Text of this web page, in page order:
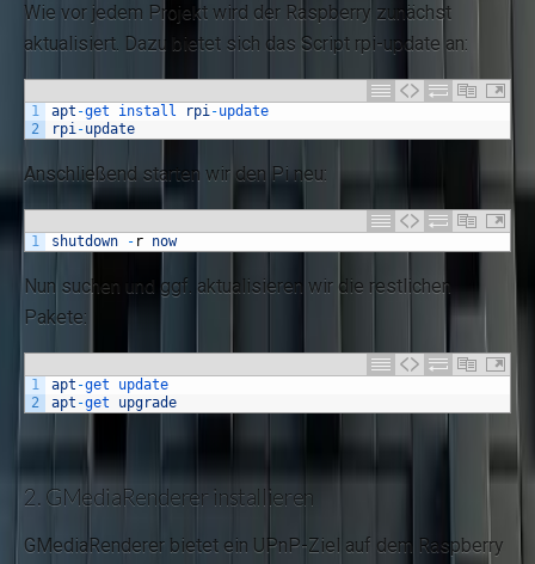
Wie vor jedem Projekt wird der Raspberry zunächst
aktualisiert. Dazu bietet sich das Script rpi-update an:
1
2
apt -get install rpi-update
rpi-update
Anschließend starten wir den Pi neu:
1 shutdown - r now
Nun suchen und ggf. aktualisieren wir die restlichen
Pakete:
1
2
apt -get update
apt -get upgrade
2. GMediaRenderer installieren
GMediaRenderer bietet ein UPnP-Ziel auf dem Raspberry